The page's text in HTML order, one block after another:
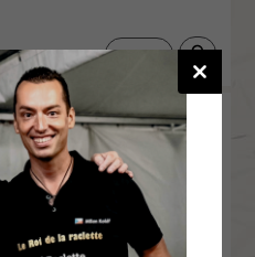
– MINI
1101